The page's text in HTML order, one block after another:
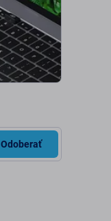
Odoberať